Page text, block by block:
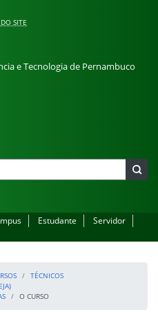
SITE
e Tecnologia de Pernambuco
Estudante
Servidor
TÉCNICOS
O CURSO